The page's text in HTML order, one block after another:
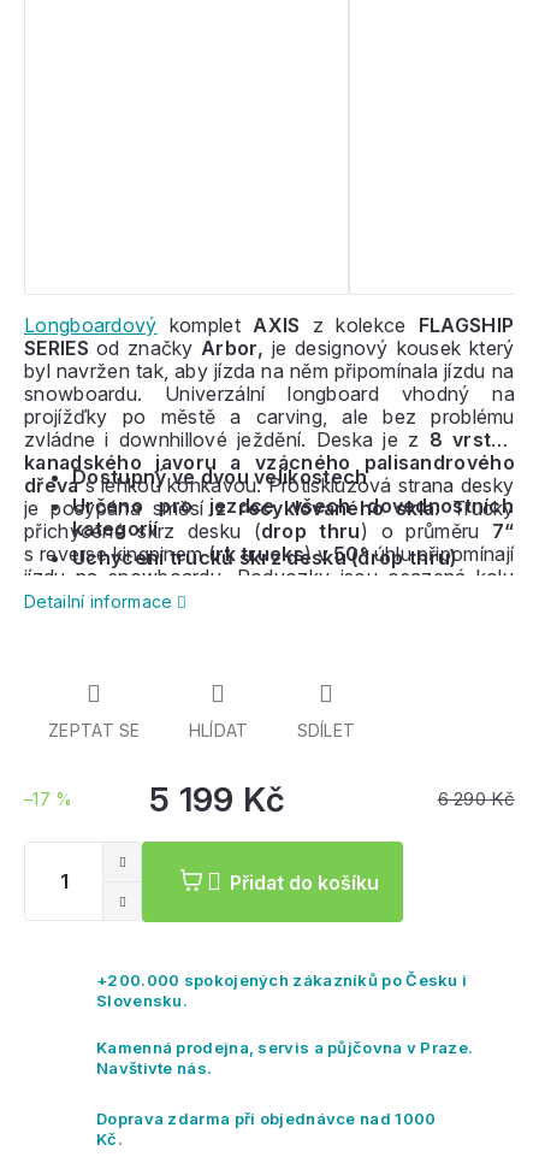
6 290 Kč
–17 % 5 199 Kč
cena:
Přidat do košíku
Longboardový kompletAXIS z kolekce FLAGSHIP
SERIESod značkyArbor, je designový kousek který
byl navržen tak, aby jízda na něm připomínala jízdu na
snowboardu. Univerzální longboard vhodný na
projížďky po městě a carving, ale bez problému
zvládne i downhillové ježdění. Deska je z 8 vrstev
kanadského javoru a vzácného palisandrového
dřevas lehkou konkávou. Protiskluzová strana desky
je posypána směsíz recyklovaného skla. Trucky
přichycené skrz desku (drop thru) o průměru 7“
s reverse kingpinem (rk trucks) v50°úhlu připomínají
jízdu na snowboardu. Podvozky jsou osazená koly
Arbor Outlook , které jsou oblíbená pro svoji
velikostech a to
40“ x 8,75“ nebo
Designový kousek
pro jezdce všech
dovednostních kategorií
Dostupný ve dvou velikostech
Určeno pro jezdce všech dovednostních
kategorií
Uchycení trucků skrz desku (drop thru)
Detailní informace
ZEPTAT SE HLÍDAT SDÍLET
+200.000 spokojených zákazníků po Česku i
Slovensku.
Kamenná prodejna, servis a půjčovna v Praze.
Navštivte nás.
Doprava zdarma při objednávce nad 1000
Kč.